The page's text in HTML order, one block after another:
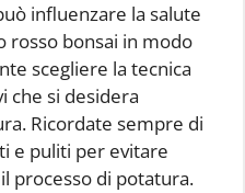
influenzare la salute
rosso bonsai in modo
scegliere la tecnica
che si desidera
Ricordate sempre di
e puliti per evitare
processo di potatura.